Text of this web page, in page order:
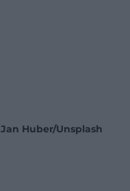
Jan Huber/Unsplash